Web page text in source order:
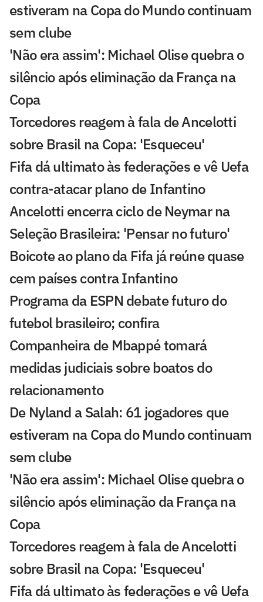
estiveram na Copa do Mundo continuam
sem clube
'Não era assim': Michael Olise quebra o
silêncio após eliminação da França na
Copa
Torcedores reagem à fala de Ancelotti
sobre Brasil na Copa: 'Esqueceu'
Fifa dá ultimato às federações e vê Uefa
contra-atacar plano de Infantino
Ancelotti encerra ciclo de Neymar na
Seleção Brasileira: 'Pensar no futuro'
Boicote ao plano da Fifa já reúne quase
cem países contra Infantino
Programa da ESPN debate futuro do
futebol brasileiro; confira
Companheira de Mbappé tomará
medidas judiciais sobre boatos do
relacionamento
De Nyland a Salah: 61 jogadores que
estiveram na Copa do Mundo continuam
sem clube
'Não era assim': Michael Olise quebra o
silêncio após eliminação da França na
Copa
Torcedores reagem à fala de Ancelotti
sobre Brasil na Copa: 'Esqueceu'
Fifa dá ultimato às federações e vê Uefa